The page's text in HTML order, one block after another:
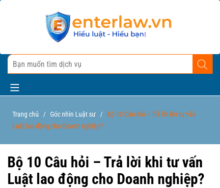
Trang chủ / Góc nhìn Luật sư /
Bộ 10 Câu hỏi – Trả lời khi tư vấn
Luật lao động cho Doanh nghiệp?
Bộ 10 Câu hỏi – Trả lời khi tư vấn
Luật lao động cho Doanh nghiệp?